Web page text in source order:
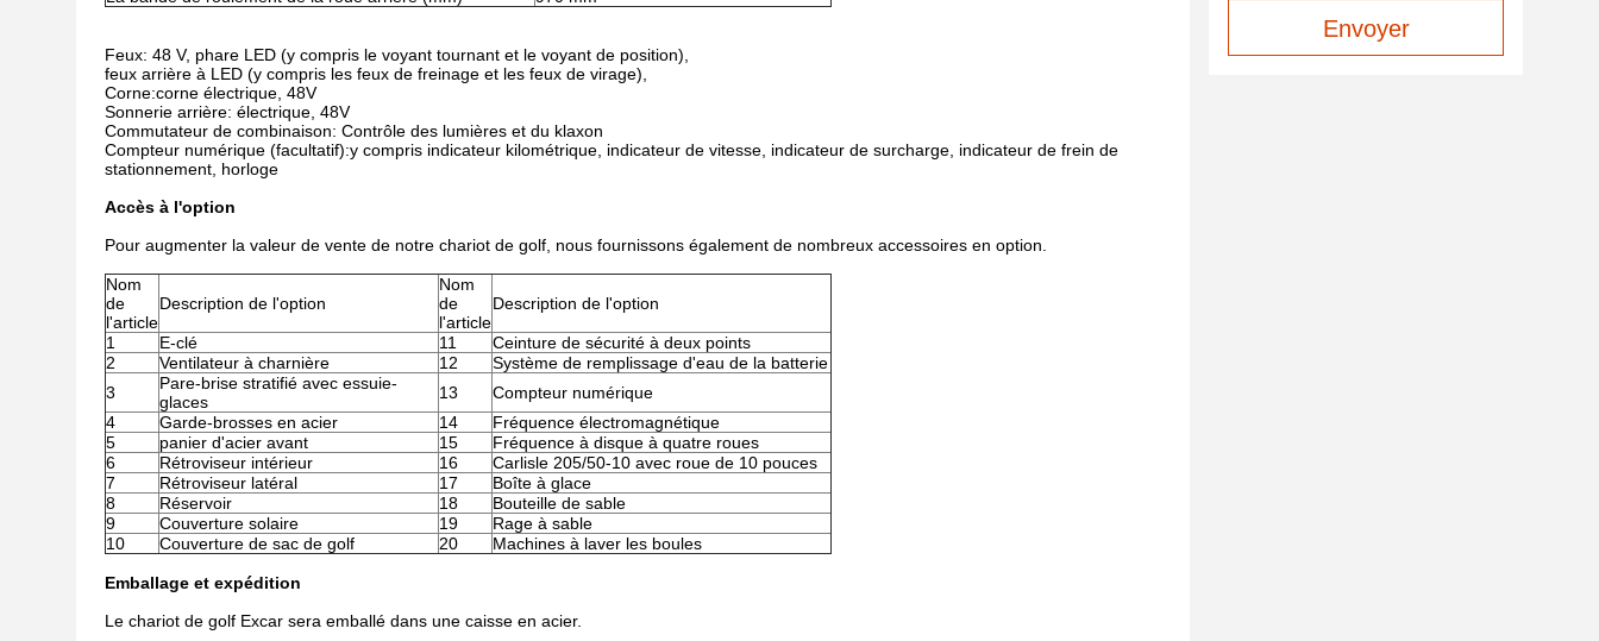
Feux: 48 V, phare LED (y compris le voyant tournant et le voyant de position),
feux arrière à LED (y compris les feux de freinage et les feux de virage),
Corne:corne électrique, 48V
Sonnerie arrière: électrique, 48V
Commutateur de combinaison: Contrôle des lumières et du klaxon
Compteur numérique (facultatif):y compris indicateur kilométrique, indicateur de vitesse, indicateur de surcharge, indicateur de frein de
stationnement, horloge
Accès à l'option
Pour augmenter la valeur de vente de notre chariot de golf, nous fournissons également de nombreux accessoires en option.
Nom
de
l'article
Description de l'option
Nom
de
l'article
Description de l'option
1 E-clé 11
Ceinture de sécurité à deux points
2
Ventilateur à charnière 12
Système de remplissage d'eau de la batterie
3
Pare-brise stratifié avec essuie-
glaces
13
Compteur numérique
4
Garde-brosses en acier 14
Fréquence électromagnétique
5
panier d'acier avant 15
Fréquence à disque à quatre roues
6
Rétroviseur intérieur 16
Carlisle 205/50-10 avec roue de 10 pouces
7
Rétroviseur latéral 17
Boîte à glace
8
Réservoir 18
Bouteille de sable
9
Couverture solaire 19
Rage à sable
10
Couverture de sac de golf 20 Machines à laver les boules
Emballage et expédition
Le chariot de golf Excar sera emballé dans une caisse en acier.
Envoyer